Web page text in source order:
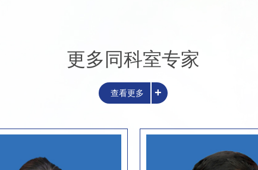
更多同科室专家
查看更多 +